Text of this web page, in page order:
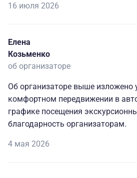
16 июля 2026
Елена
Козьменко
об организаторе
Об организаторе выше изложено
комфортном передвижении в
графике посещения
благодарность организаторам.
4 мая 2026